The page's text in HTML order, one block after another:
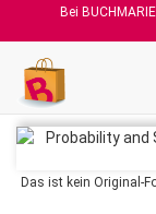
Bei
Das ist kein Original-